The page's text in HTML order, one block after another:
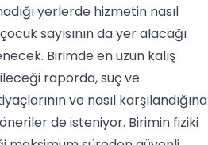
yerlerde hizmetin nasıl
sayısının da yer alacağı
Birimde en uzun kalış
raporda, suç ve
ve nasıl karşılandığına
de isteniyor. Birimin fiziki